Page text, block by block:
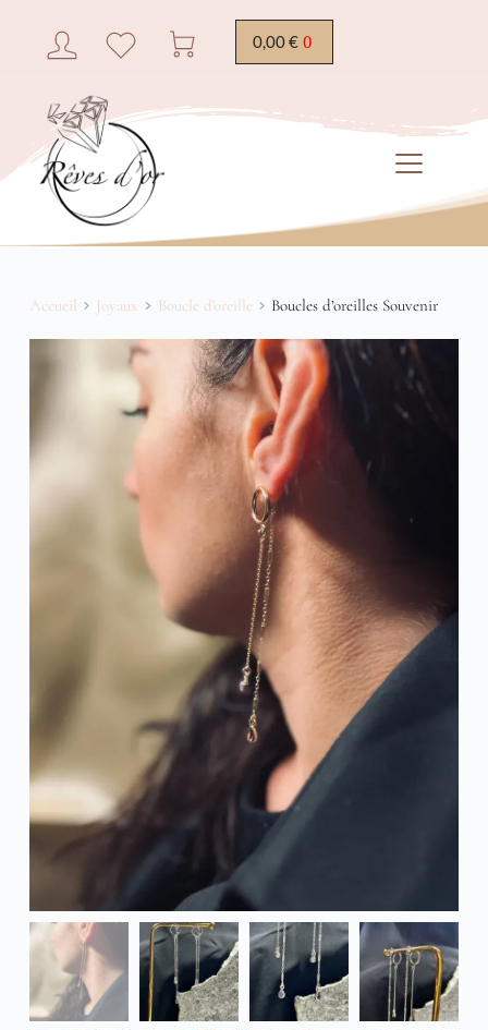
0,00€
Accueil Joyaux Boucle d'oreille Boucles d’oreilles Souvenir